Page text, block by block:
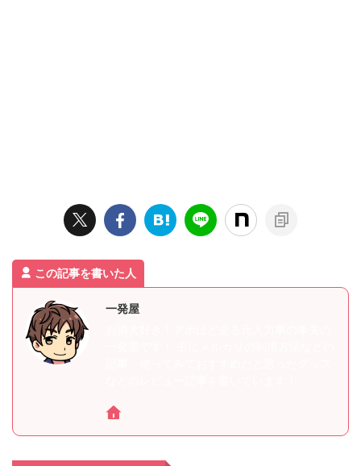
この記事を書いた人
一発屋